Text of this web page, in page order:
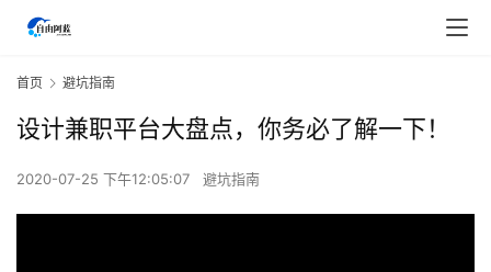
首页 避坑指南
设计兼职平台大盘点，你务必了解一下！
2020-07-25 下午12:05:07 避坑指南